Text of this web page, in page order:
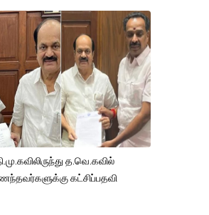
த.வெ.கவில்
கட்சிப்பதவி